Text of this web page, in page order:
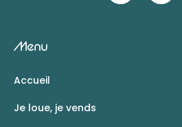
Menu
Accueil
Je loue, je vends